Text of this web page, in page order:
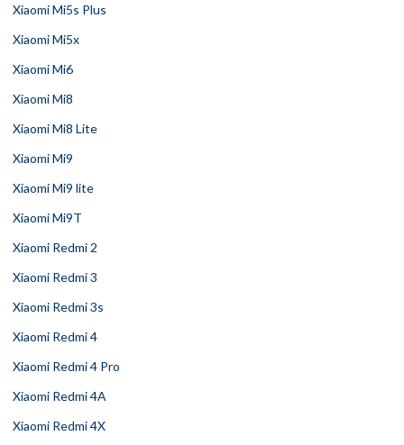
Xiaomi Mi5s Plus
Xiaomi Mi5x
Xiaomi Mi6
Xiaomi Mi8
Xiaomi Mi8 Lite
Xiaomi Mi9
Xiaomi Mi9 lite
Xiaomi Mi9T
Xiaomi Redmi 2
Xiaomi Redmi 3
Xiaomi Redmi 3s
Xiaomi Redmi 4
Xiaomi Redmi 4 Pro
Xiaomi Redmi 4A
Xiaomi Redmi 4X